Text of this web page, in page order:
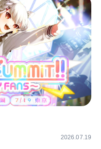
2026.07.19